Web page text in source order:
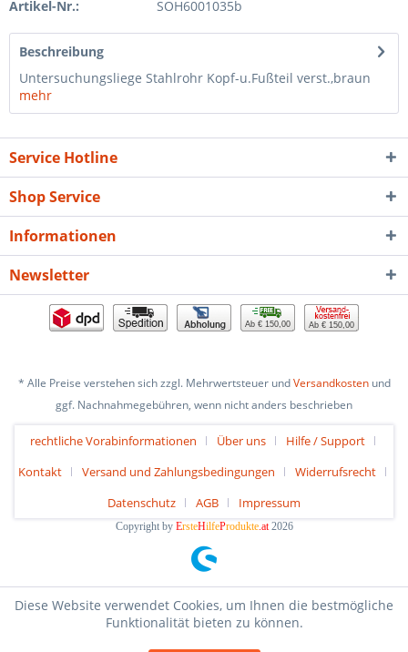
Artikel-Nr.: SOH6001035b
Beschreibung
Untersuchungsliege Stahlrohr Kopf-u.Fußteil verst.,braun
mehr
Service Hotline
Shop Service
Informationen
Newsletter
Ab € 150,00 Ab € 150,00
* Alle Preise verstehen sich zzgl. Mehrwertsteuer undVersandkostenund
ggf. Nachnahmegebühren, wenn nicht anders beschrieben
rechtliche Vorabinformationen Über uns
Hilfe / Support
Kontakt
Versand und Zahlungsbedingungen
Widerrufsrecht
Datenschutz
AGB Impressum
Copyright by ErsteHilfeProdukte.at2026
Diese Website verwendet Cookies, um Ihnen die bestmögliche
Funktionalität bieten zu können.